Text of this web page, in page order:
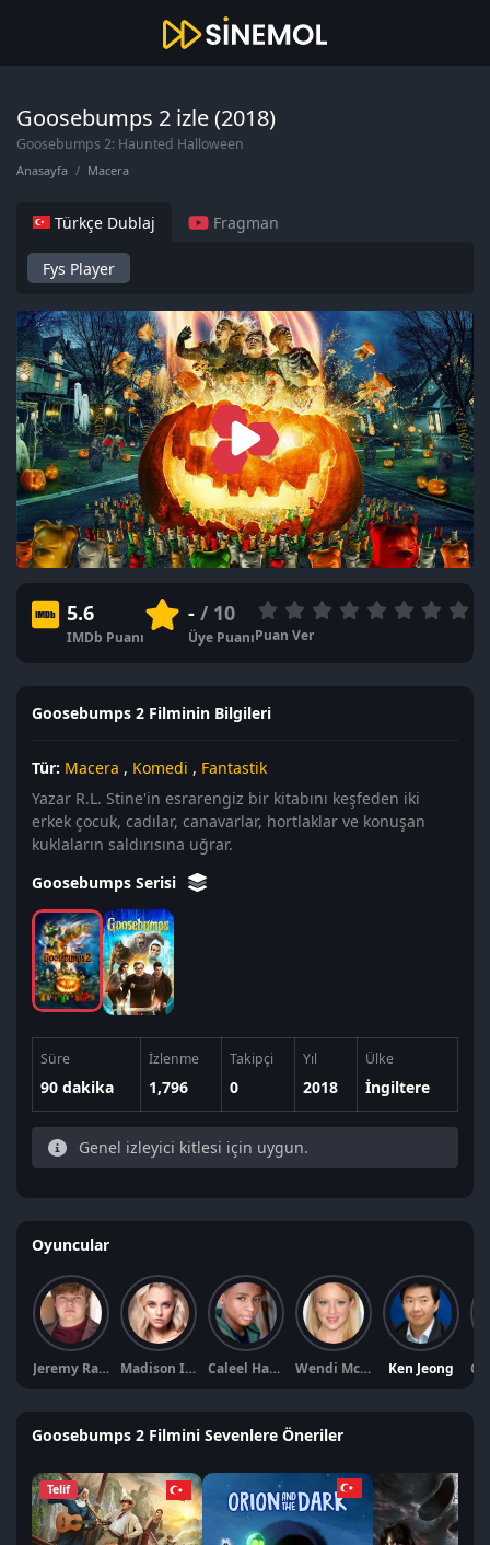
Goosebumps 2 izle (2018)
Goosebumps 2: Haunted Halloween
Anasayfa Macera
Türkçe Dublaj Fragman
Fys Player
5.6
IMDb Puanı
-/ 10
Üye PuanıPuan Ver
Goosebumps 2 Filminin Bilgileri
Tür: Macera , Komedi , Fantastik
Yazar R.L. Stine'in esrarengiz bir kitabını keşfeden iki
erkek çocuk, cadılar, canavarlar, hortlaklar ve konuşan
kuklaların saldırısına uğrar.
Goosebumps Serisi
Süre
90 dakika
İzlenme
1,796
Takipçi
0
Yıl
2018
Ülke
İngiltere
Genel izleyici kitlesi için uygun.
Oyuncular
Jeremy Ray Taylor Madison Iseman Caleel Harris Wendi McLendon-Covey Ken Jeong
Goosebumps 2 Filmini Sevenlere Öneriler
Telif